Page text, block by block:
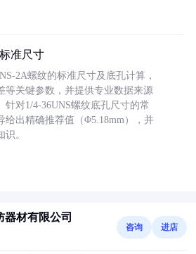
准尺寸
2A螺纹的标准尺寸及底孔计算，
等关键参数，并提供专业数据来源
针对1/4-36UNS螺纹底孔尺寸的常
给出精确推荐值（Φ5.18mm），并
。
器材有限公司
咨询 进店